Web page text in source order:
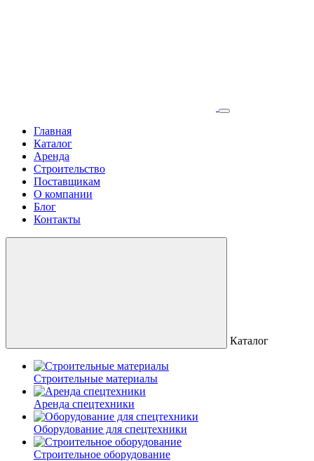
Главная
Каталог
Аренда
Строительство
Поставщикам
О компании
Блог
Контакты
Каталог
Строительные материалы
Аренда спецтехники
Оборудование для спецтехники
Строительное оборудование